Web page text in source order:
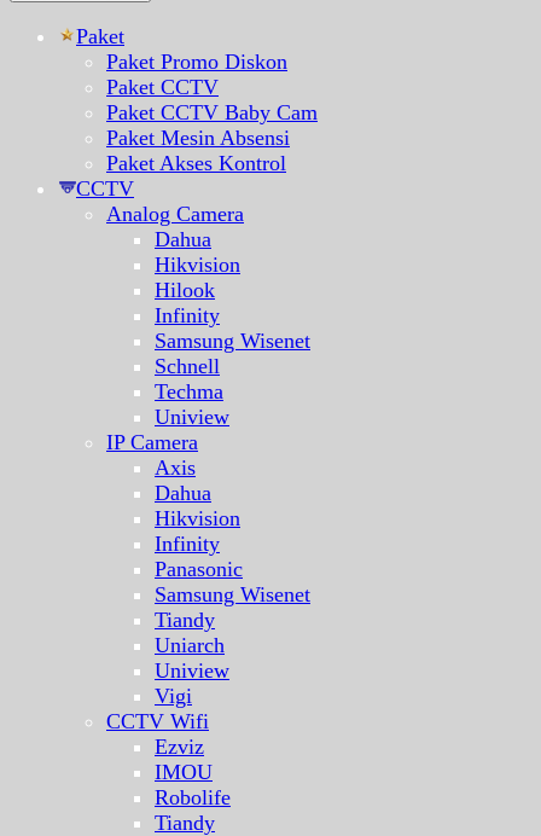
Paket
Paket Promo Diskon
Paket CCTV
Paket CCTV Baby Cam
Paket Mesin Absensi
Paket Akses Kontrol
CCTV
Analog Camera
Dahua
Hikvision
Hilook
Infinity
Samsung Wisenet
Schnell
Techma
Uniview
IP Camera
Axis
Dahua
Hikvision
Infinity
Panasonic
Samsung Wisenet
Tiandy
Uniarch
Uniview
Vigi
CCTV Wifi
Ezviz
IMOU
Robolife
Tiandy